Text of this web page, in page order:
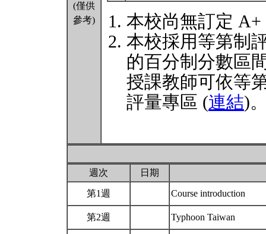
(僅供
參考)
本校尚無訂定
本校採用等第制
的百分制分數區
授課教師可依等
評量專區 (連結)
週次 日期
第1週 Course introduction
第2週 Typhoon Taiwan